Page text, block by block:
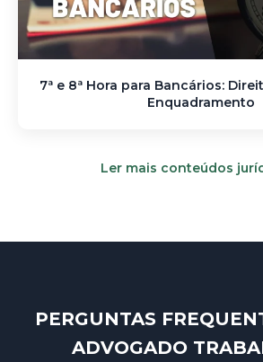
7ª e 8ª Hora para Bancários:
Enquadramento
Ler mais conteúdos
PERGUNTAS
ADVOGADO